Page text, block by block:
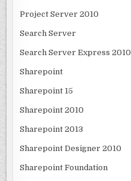
Project Server 2010
Search Server
Search Server Express 2010
Sharepoint
Sharepoint 15
Sharepoint 2010
Sharepoint 2013
Sharepoint Designer 2010
Sharepoint Foundation